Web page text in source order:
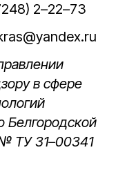
2–22–73
в сфере
Белгородской
ТУ 31–00341